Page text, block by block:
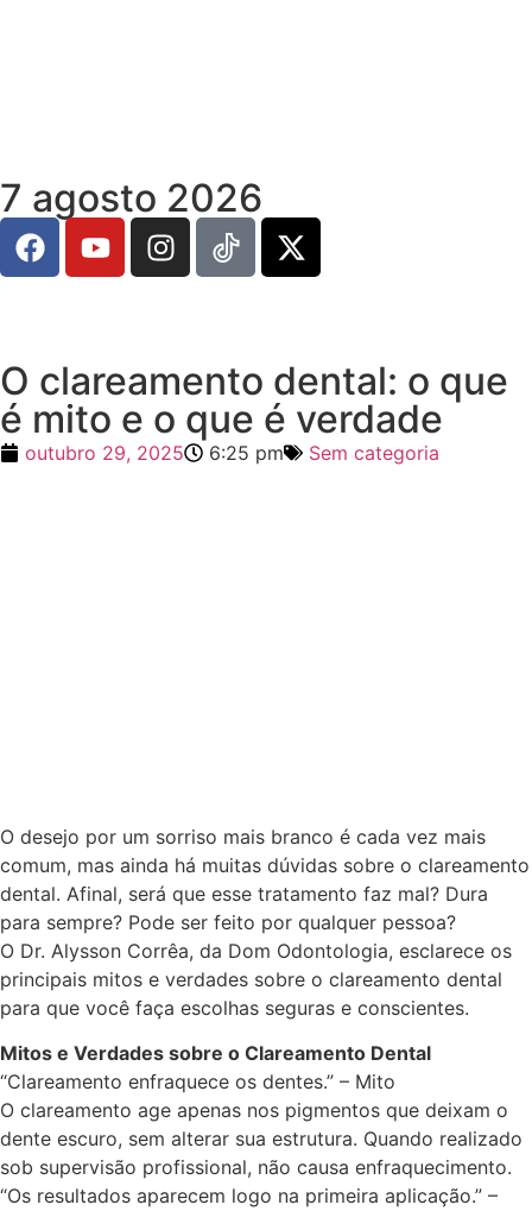
7 agosto 2026
O clareamento dental: o que
é mito e o que é verdade
outubro 29, 2025 6:25 pm Sem categoria
O desejo por um sorriso mais branco é cada vez mais
comum, mas ainda há muitas dúvidas sobre o clareamento
dental. Afinal, será que esse tratamento faz mal? Dura
para sempre? Pode ser feito por qualquer pessoa?
O Dr. Alysson Corrêa, da Dom Odontologia, esclarece os
principais mitos e verdades sobre o clareamento dental
para que você faça escolhas seguras e conscientes.
Mitos e Verdades sobre o Clareamento Dental
“Clareamento enfraquece os dentes.” – Mito
O clareamento age apenas nos pigmentos que deixam o
dente escuro, sem alterar sua estrutura. Quando realizado
sob supervisão profissional, não causa enfraquecimento.
“Os resultados aparecem logo na primeira aplicação.” –